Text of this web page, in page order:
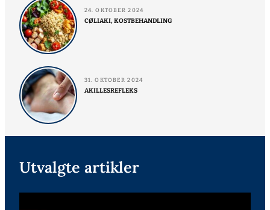
24. OKTOBER 2024
CØLIAKI, KOSTBEHANDLING
31. OKTOBER 2024
AKILLESREFLEKS
Utvalgte artikler